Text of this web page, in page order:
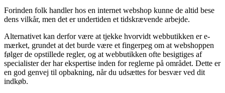
Forinden folk handler hos en internet webshop kunne de altid bese
dens vilkår, men det er undertiden et tidskrævende arbejde.
Alternativet kan derfor være at tjekke hvorvidt webbutikken er e-
mærket, grundet at det burde være et fingerpeg om at webshoppen
følger de opstillede regler, og at webbutikken ofte besigtiges af
specialister der har ekspertise inden for reglerne på området. Dette er
en god genvej til opbakning, når du udsættes for besvær ved dit
indkøb.